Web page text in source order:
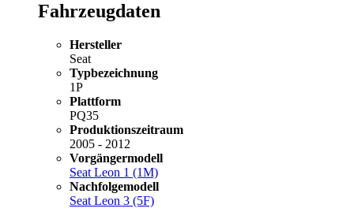
Fahrzeugdaten
Hersteller
Seat
Typbezeichnung
1P
Plattform
PQ35
Produktionszeitraum
2005 - 2012
Vorgängermodell
Seat Leon 1 (1M)
Nachfolgemodell
Seat Leon 3 (5F)